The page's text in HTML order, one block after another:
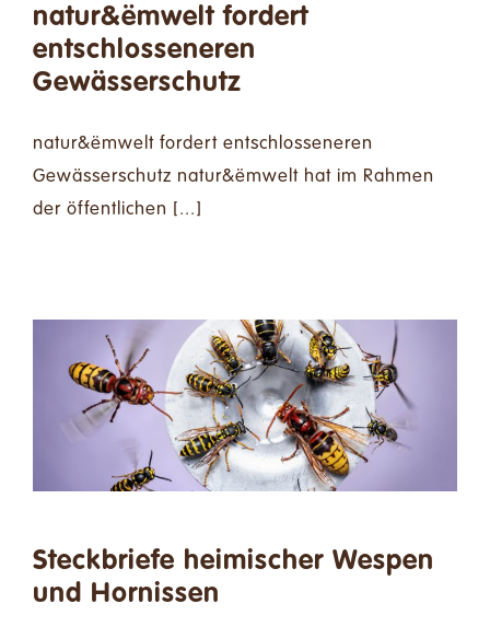
natur&ëmwelt fordert
entschlosseneren
Gewässerschutz
natur&ëmwelt fordert entschlosseneren
Gewässerschutz natur&ëmwelt hat im Rahmen
der öffentlichen [...]
Steckbriefe heimischer Wespen
und Hornissen